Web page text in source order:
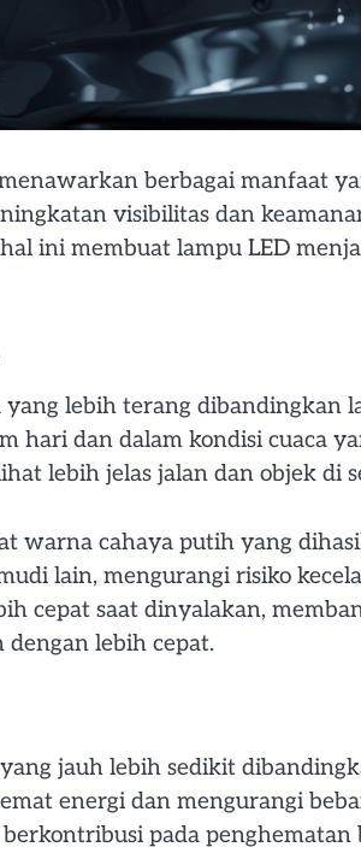
berbagai manfaat
visibilitas dan
ini membuat lampu LED
lebih terang dibandingkan
hari dan dalam kondisi cuaca
lebih jelas jalan dan objek di
warna cahaya putih yang
lain, mengurangi risiko
cepat saat dinyalakan,
lebih cepat.
jauh lebih sedikit
energi dan mengurangi
pada penghematan